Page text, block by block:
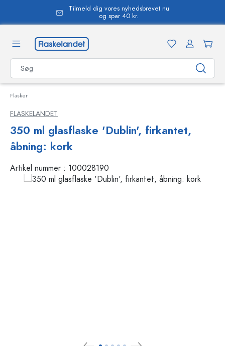
Tilmeld dig vores nyhedsbrevet nu
og spar 40 kr.
Flasker
FLASKELANDET
350 ml glasflaske 'Dublin', firkantet,
åbning: kork
Artikel nummer : 100028190